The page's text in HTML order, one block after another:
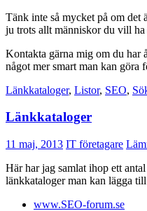
Tänk inte så mycket på om det
ju trots allt människor du vill
Kontakta gärna mig om du har
något mer smart man kan göra
Länkkataloger, Listor, SEO,
Länkkataloger
11 maj, 2013 IT företagare
Här har jag samlat ihop ett
länkkataloger man kan lägga
www.SEO-forum.se